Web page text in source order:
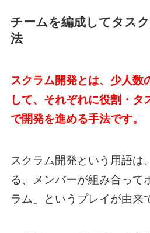
チームを編成してタス
法
スクラム開発とは、少人数
して、それぞれに役割・タ
で開発を進める手法です。
スクラム開発という用語は
る、メンバーが組み合って
ラム」というプレイが由来